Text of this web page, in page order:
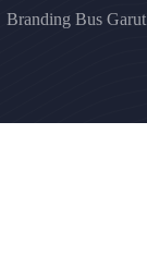
Branding Bus Garut